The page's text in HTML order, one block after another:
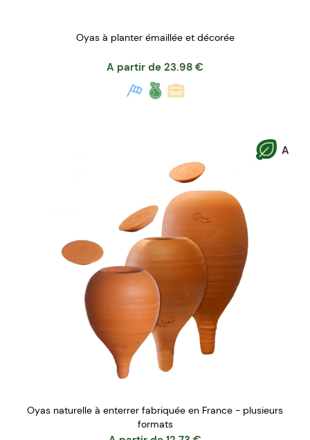
Oyas à planter émaillée et décorée
A partir de 23.98 €
A
Oyas naturelle à enterrer fabriquée en France - plusieurs
formats